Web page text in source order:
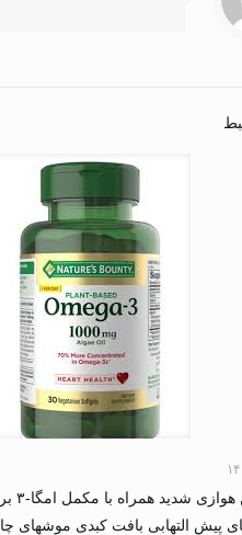
اثر
پیش التهابی بافت کبدی موشهای